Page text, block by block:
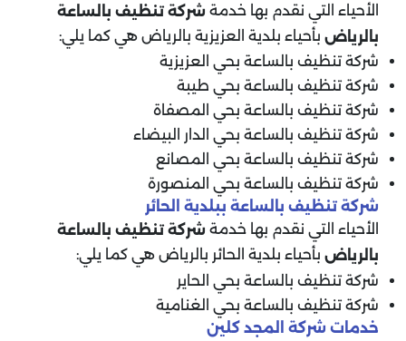
الأحياء التي نقدم بها خدمة شركة تنظيف بالساعة
بالرياض بأحياء بلدية العزيزية بالرياض هي كما يلي:
شركة تنظيف بالساعة بحي العزيزية
شركة تنظيف بالساعة بحي طيبة
شركة تنظيف بالساعة بحي المصفاة
شركة تنظيف بالساعة بحي الدار البيضاء
شركة تنظيف بالساعة بحي المصانع
شركة تنظيف بالساعة بحي المنصورة
شركة تنظيف بالساعة ببلدية الحائر
الأحياء التي نقدم بها خدمة شركة تنظيف بالساعة
بالرياض بأحياء بلدية الحائر بالرياض هي كما يلي:
شركة تنظيف بالساعة بحي الحاير
شركة تنظيف بالساعة بحي الغنامية
خدمات شركة المجد كلين